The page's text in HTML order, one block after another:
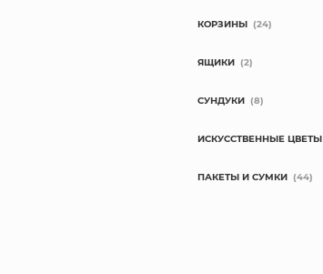
КОРЗИНЫ (24)
ЯЩИКИ (2)
СУНДУКИ (8)
ИСКУССТВЕННЫЕ ЦВЕТЫ
ПАКЕТЫ И СУМКИ (44)